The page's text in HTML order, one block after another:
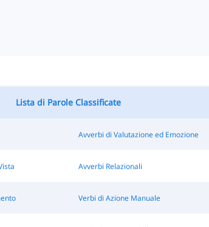
Lista di Parole Classificate
Avverbi di Valutazione ed Emozione
Avverbi Relazionali
Verbi di Azione Manuale